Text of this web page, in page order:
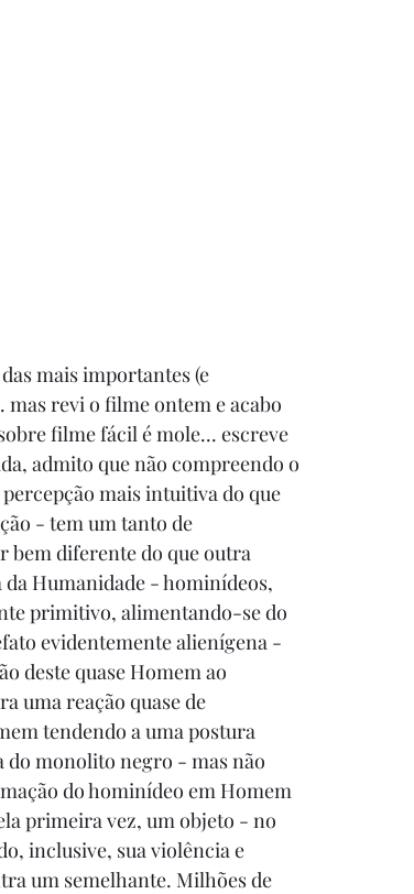
mais importantes (e
revi o filme ontem e acabo
filme fácil é mole... escreve
admito que não compreendo o
mais intuitiva do que
- tem um tanto de
bem diferente do que outra
da Humanidade - hominídeos,
primitivo, alimentando-se do
evidentemente alienígena -
deste quase Homem ao
uma reação quase de
tendendo a uma postura
do monolito negro - mas não
do hominídeo em Homem
primeira vez, um objeto - no
inclusive, sua violência e
um semelhante. Milhões de